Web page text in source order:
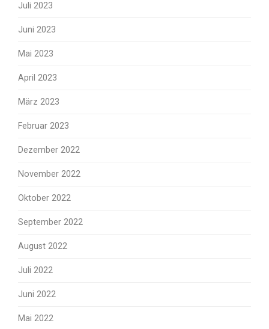
Juli 2023
Juni 2023
Mai 2023
April 2023
März 2023
Februar 2023
Dezember 2022
November 2022
Oktober 2022
September 2022
August 2022
Juli 2022
Juni 2022
Mai 2022